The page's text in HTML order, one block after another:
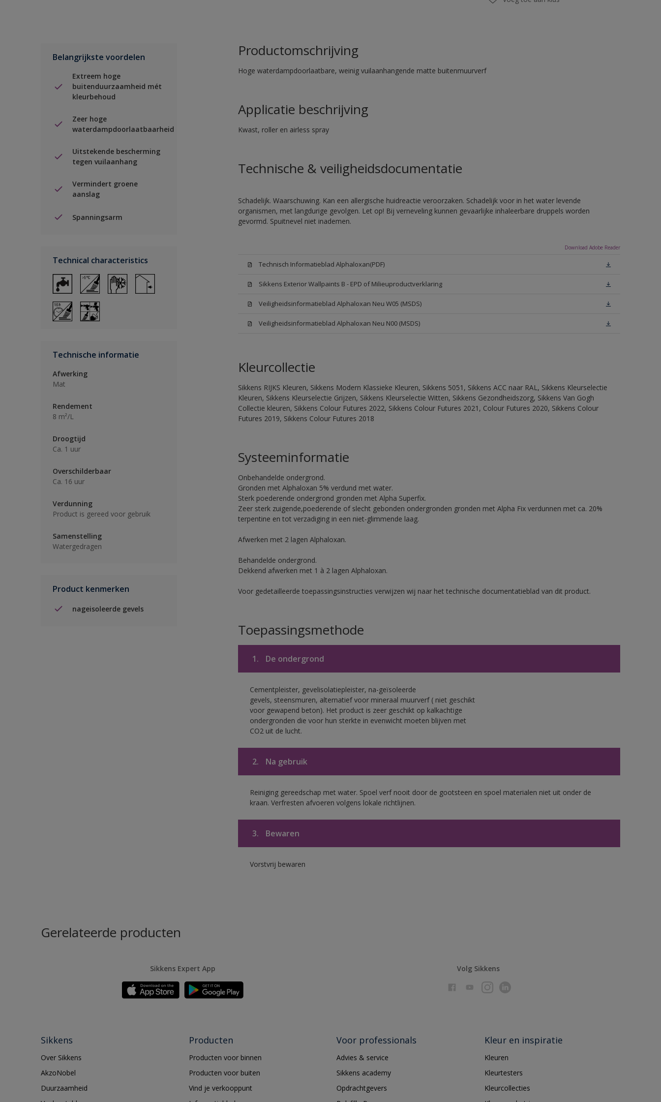
Belangrijkste voordelen
Extreem hoge
buitenduurzaamheid mét
kleurbehoud
Zeer hoge
waterdampdoorlaatbaarheid
Uitstekende bescherming
tegen vuilaanhang
Vermindert groene
aanslag
Spanningsarm
Technical characteristics
Technische informatie
Afwerking
Mat
Rendement
8 m²/L
Droogtijd
Ca. 1 uur
Overschilderbaar
Ca. 16 uur
Verdunning
Product is gereed voor gebruik
Samenstelling
Watergedragen
Product kenmerken
nageisoleerde gevels
Productomschrijving
Hoge waterdampdoorlaatbare, weinig vuilaanhangende matte buitenmuurverf
Applicatie beschrijving
Kwast, roller en airless spray
Technische & veiligheidsdocumentatie
Schadelijk. Waarschuwing. Kan een allergische huidreactie veroorzaken. Schadelijk voor in het water levende
organismen, met langdurige gevolgen. Let op! Bij verneveling kunnen gevaarlijke inhaleerbare druppels worden
gevormd. Spuitnevel niet inademen.
Download Adobe Reader
Technisch Informatieblad Alphaloxan(PDF)
Sikkens Exterior Wallpaints B - EPD of Milieuproductverklaring
Veiligheidsinformatieblad Alphaloxan Neu W05 (MSDS)
Veiligheidsinformatieblad Alphaloxan Neu N00 (MSDS)
Kleurcollectie
Sikkens RIJKS Kleuren, Sikkens Modern Klassieke Kleuren, Sikkens 5051, Sikkens ACC naar RAL, Sikkens Kleurselectie
Kleuren, Sikkens Kleurselectie Grijzen, Sikkens Kleurselectie Witten, Sikkens Gezondheidszorg, Sikkens Van Gogh
Collectie kleuren, Sikkens Colour Futures 2022, Sikkens Colour Futures 2021, Colour Futures 2020, Sikkens Colour
Futures 2019, Sikkens Colour Futures 2018
Systeeminformatie
Onbehandelde ondergrond.
Gronden met Alphaloxan 5% verdund met water.
Sterk poederende ondergrond gronden met Alpha Superfix.
Zeer sterk zuigende,poederende of slecht gebonden ondergronden gronden met Alpha Fix verdunnen met ca. 20%
terpentine en tot verzadiging in een niet-glimmende laag.
Afwerken met 2 lagen Alphaloxan.
Behandelde ondergrond.
Dekkend afwerken met 1 à 2 lagen Alphaloxan.
Voor gedetailleerde toepassingsinstructies verwijzen wij naar het technische documentatieblad van dit product.
Toepassingsmethode
1. De ondergrond
Cementpleister, gevelisolatiepleister, na-geïsoleerde
gevels, steensmuren, alternatief voor mineraal muurverf ( niet geschikt
voor gewapend beton). Het product is zeer geschikt op kalkachtige
ondergronden die voor hun sterkte in evenwicht moeten blijven met
CO2 uit de lucht.
2. Na gebruik
Reiniging gereedschap met water. Spoel verf nooit door de gootsteen en spoel materialen niet uit onder de
kraan. Verfresten afvoeren volgens lokale richtlijnen.
3. Bewaren
Vorstvrij bewaren
Gerelateerde producten
Sikkens Expert App Volg Sikkens
Sikkens
Over Sikkens
AkzoNobel
Duurzaamheid
Producten
Producten voor binnen
Producten voor buiten
Vind je verkooppunt
Voor professionals
Advies & service
Sikkens academy
Opdrachtgevers
Kleur en inspiratie
Kleuren
Kleurtesters
Kleurcollecties